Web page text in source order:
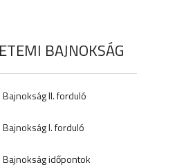
BAJNOKSÁG
II. forduló
I. forduló
időpontok